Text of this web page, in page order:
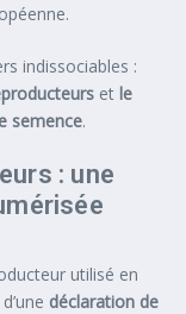
indissociables :
et le
semence.
: une
utilisé en
déclaration de